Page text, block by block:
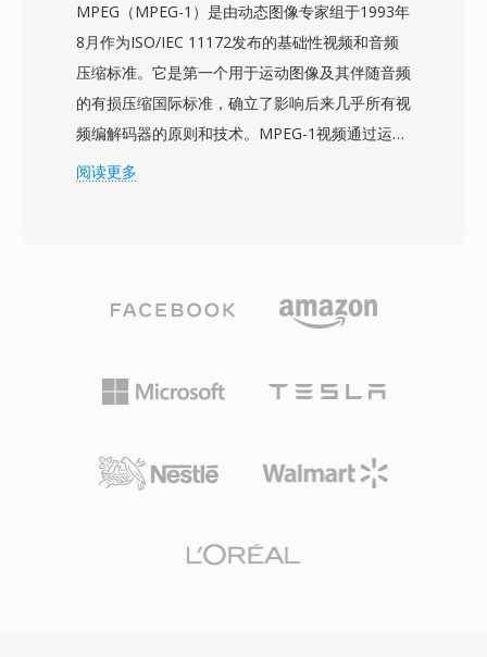
Apple TV上原生播放，未加保护的版本在所有平
台的大多数主流媒体播放器中也能无缝工作。随着
iTunes Store成为购买和租赁数字电影和电视节目
的主要平台，该格式获得了广泛关注。与更广泛的
MP4生态系统的兼容性意味着，无DRM的M4V文
件中的视频和音频流可被几乎所有现代编辑或转码
MPEG（MPEG-1）是由动态图像专家组于1993年
8月作为ISO/IEC 11172发布的基础性视频和音频
压缩标准。它是第一个用于运动图像及其伴随音频
的有损压缩国际标准，确立了影响后来几乎所有视
频编解码器的原则和技术。MPEG-1视频通过运动
补偿预测、离散余弦变换编码和可变长度熵编码的
带相当的质量。这一压缩级别是专门为匹配1倍速
VCD格式，在1990年代初将数字视频带给消费
者。其音频组件，特别是Layer III（MP3），后来
构、运动估计方法和基于块的变换编码建立了此后
被超越，MPEG-1仍然得到几乎所有媒体软件的支
阅读更多